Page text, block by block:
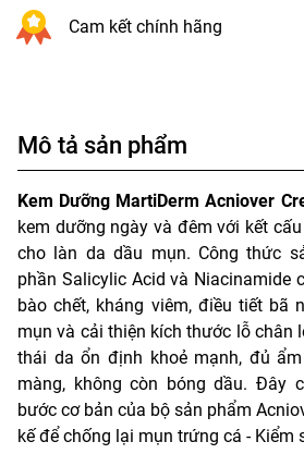
Cam kết chính hãng
Mô tả sản phẩm
Kem Dưỡng MartiDerm Acniover
kem dưỡng ngày và đêm với kết
cho làn da dầu mụn. Công thức
phần Salicylic Acid và Niacinamide
bào chết, kháng viêm, điều tiết bã
mụn và cải thiện kích thước lỗ chân
thái da ổn định khoẻ mạnh, đủ
màng, không còn bóng dầu. Đây
bước cơ bản của bộ sản phẩm
kế để chống lại mụn trứng cá - Kiểm